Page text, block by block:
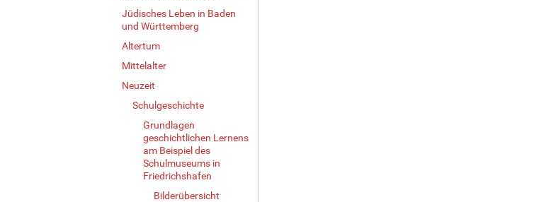
Jüdisches Leben in Baden
und Württemberg
Altertum
Mittelalter
Neuzeit
Schulgeschichte
Grundlagen
geschichtlichen Lernens
am Beispiel des
Schulmuseums in
Friedrichshafen
Bilderübersicht